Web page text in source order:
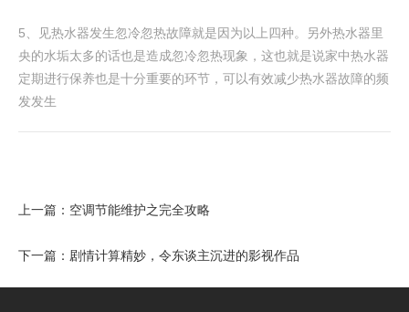
5、见热水器发生忽冷忽热故障就是因为以上四种。另外热水器里
央的水垢太多的话也是造成忽冷忽热现象，这也就是说家中热水器
定期进行保养也是十分重要的环节，可以有效减少热水器故障的频
发发生
上一篇： 空调节能维护之完全攻略
下一篇： 剧情计算精妙，令东谈主沉进的影视作品